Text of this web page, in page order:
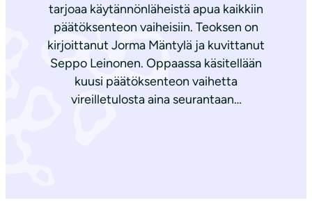
tarjoaa käytännönläheistä apua kaikkiin
päätöksenteon vaiheisiin. Teoksen on
kirjoittanut Jorma Mäntylä ja kuvittanut
Seppo Leinonen. Oppaassa käsitellään
kuusi päätöksenteon vaihetta
vireilletulosta aina seurantaan…